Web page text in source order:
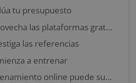
tu presupuesto
Aprovecha las plataformas gratuitas o pruebas temporales
las referencias
a entrenar
¿El entrenamiento online puede sustituir al presencial en los gimnasios?